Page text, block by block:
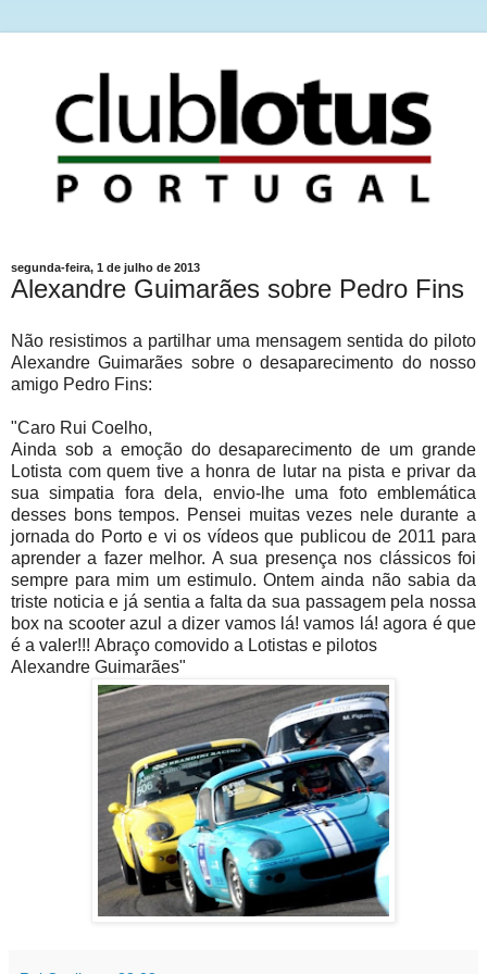
segunda-feira, 1 de julho de 2013
Alexandre Guimarães sobre Pedro Fins
Não resistimos a partilhar uma mensagem sentida do piloto
Alexandre Guimarães sobre o desaparecimento do nosso
amigo Pedro Fins :
"Caro Rui Coelho,
Ainda sob a emoção do desaparecimento de um grande
Lotista com quem tive a honra de lutar na pista e privar da
sua simpatia fora dela, envio-lhe uma foto emblemática
desses bons tempos. Pensei muitas vezes nele durante a
jornada do Porto e vi os vídeos que publicou de 2011 para
aprender a fazer melhor. A sua presença nos clássicos foi
sempre para mim um estimulo. Ontem ainda não sabia da
triste noticia e já sentia a falta da sua passagem pela nossa
box na scooter azul a dizer vamos lá! vamos lá! agora é que
é a valer!!! Abraço comovido a Lotistas e pilotos
Alexandre Guimarães"